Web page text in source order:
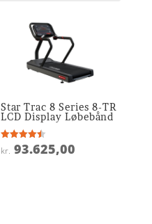
Star Trac 8 Series 8-TR
LCD Display Løbebånd
Vurderet
4.5
kr. 93.625,00